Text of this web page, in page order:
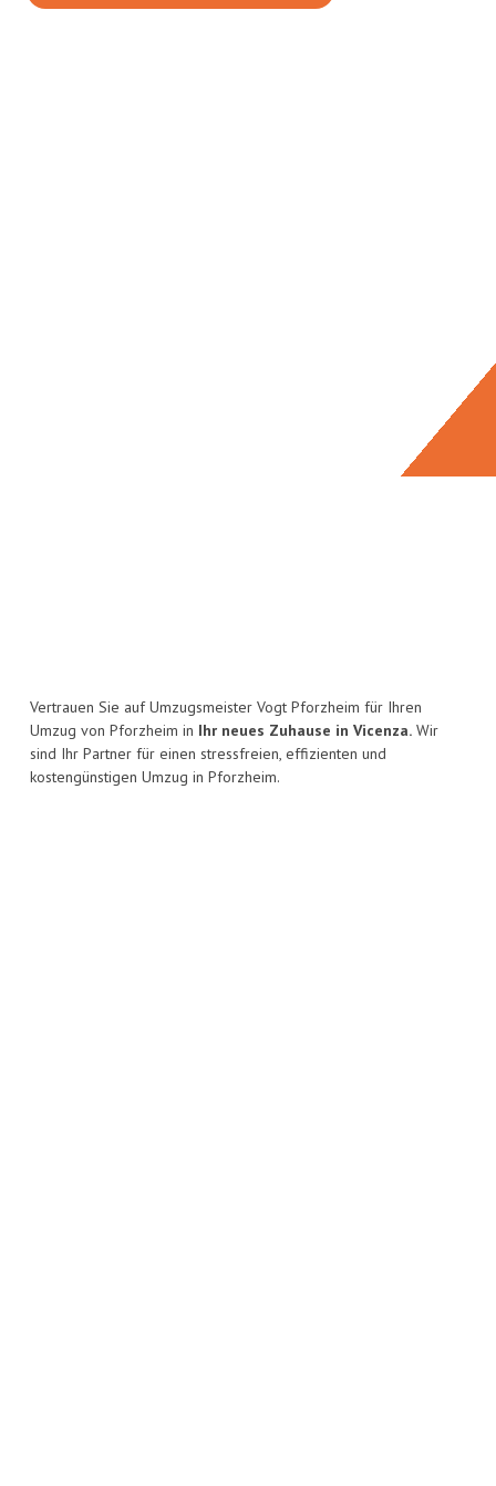
Vertrauen Sie auf Umzugsmeister Vogt Pforzheim für Ihren
Umzug von Pforzheim in Ihr neues Zuhause in Vicenza. Wir
sind Ihr Partner für einen stressfreien, effizienten und
kostengünstigen Umzug in Pforzheim.